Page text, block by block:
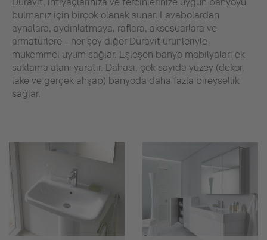
bulmanız için birçok olanak sunar. Lavabolardan
aynalara, aydınlatmaya, raflara, aksesuarlara ve
armatürlere - her şey diğer Duravit ürünleriyle
mükemmel uyum sağlar. Eşleşen banyo mobilyaları ek
saklama alanı yaratır. Dahası, çok sayıda yüzey (dekor,
lake ve gerçek ahşap) banyoda daha fazla bireysellik
sağlar.